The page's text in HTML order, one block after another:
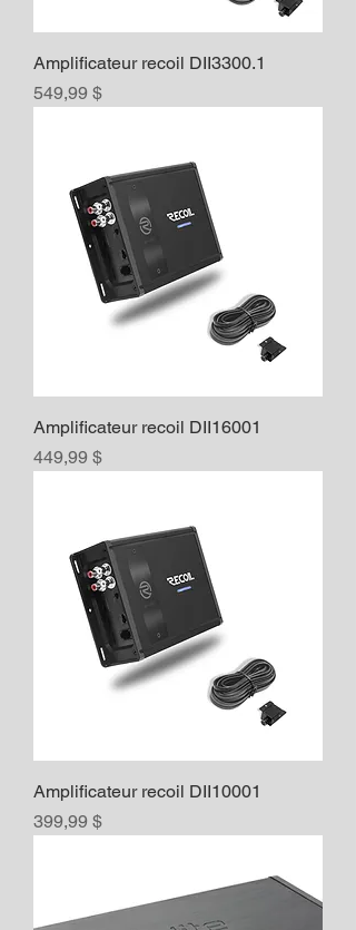
Amplificateur recoil DII3300.1
Prix
549,99 $
Amplificateur recoil DII16001
Prix
449,99 $
Amplificateur recoil DII10001
Prix
399,99 $